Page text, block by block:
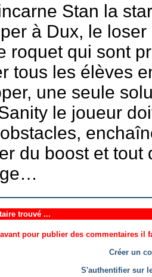
Stan la
à Dux, le
roquet qui sont
tous les élèves
une seule
le joueur
du boost et tout
trouvé ...
pour publier des commentaires il
Créer un
S'authentifier sur